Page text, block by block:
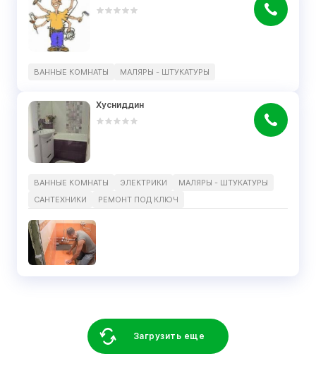
ВАННЫЕ КОМНАТЫ МАЛЯРЫ - ШТУКАТУРЫ
Хусниддин
ВАННЫЕ КОМНАТЫ ЭЛЕКТРИКИ
МАЛЯРЫ - ШТУКАТУРЫ
САНТЕХНИКИ
РЕМОНТ ПОД КЛЮЧ
Загрузить еще